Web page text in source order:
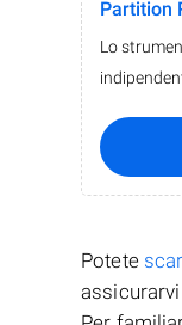
Partition
Lo
Potete